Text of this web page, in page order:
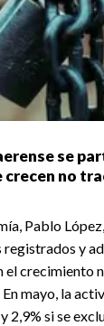
se
crecen no
Pablo
registrados y
el crecimiento
mayo, la
2,9% si se